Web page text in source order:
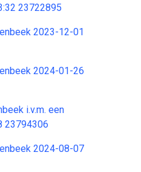
23722895
2023-12-01
2024-01-26
i.v.m. een
23794306
2024-08-07